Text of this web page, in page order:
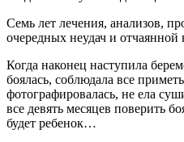
Семь лет лечения, анализов,
очередных неудач и
Когда наконец наступила
боялась, соблюдала все
фотографировалась, не ела
все девять месяцев поверить
будет ребенок…